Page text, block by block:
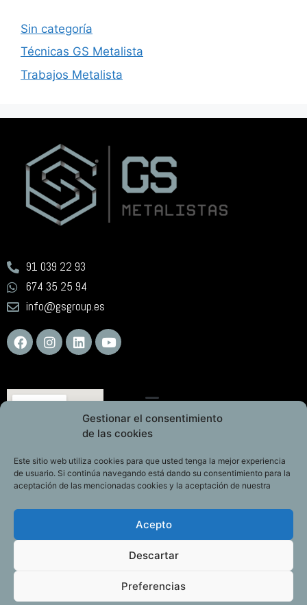
Gestionar el consentimiento
de las cookies
Este sitio web utiliza cookies para que usted tenga la mejor experiencia
de usuario. Si continúa navegando está dando su consentimiento para la
aceptación de las mencionadas cookies y la aceptación de nuestra
Acepto
Descartar
Preferencias
Sin categoría
Técnicas GS Metalista
Trabajos Metalista
91 039 22 93
674 35 25 94
info@gsgroup.es